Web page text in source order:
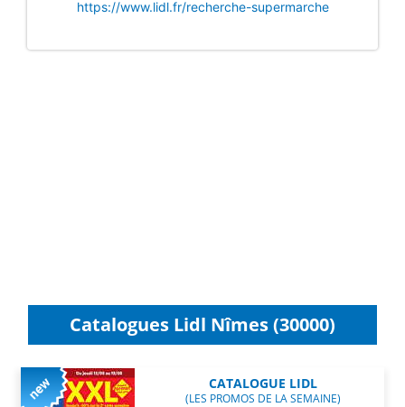
https://www.lidl.fr/recherche-supermarche
Catalogues Lidl Nîmes (30000)
CATALOGUE LIDL
(LES PROMOS DE LA SEMAINE)